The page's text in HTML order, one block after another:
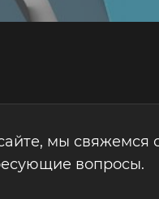
мы
вопросы.